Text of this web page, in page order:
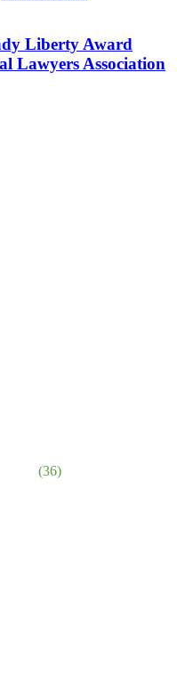
Liberty Award
Lawyers Association
(36)